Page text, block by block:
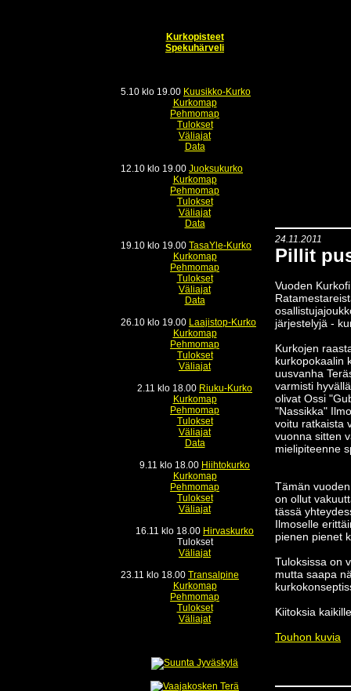
Kurkopisteet
Spekuhärveli
5.10 klo 19.00 Kuusikko-Kurko
Kurkomap
Pehmomap
Tulokset
Väliajat
Data
12.10 klo 19.00 Juoksukurko
Kurkomap
Pehmomap
Tulokset
Väliajat
Data
19.10 klo 19.00 TasaYle-Kurko
Kurkomap
Pehmomap
Tulokset
Väliajat
Data
26.10 klo 19.00 Laajistop-Kurko
Kurkomap
Pehmomap
Tulokset
Väliajat
2.11 klo 18.00 Riuku-Kurko
Kurkomap
Pehmomap
Tulokset
Väliajat
Data
9.11 klo 18.00 Hiihtokurko
Kurkomap
Pehmomap
Tulokset
Väliajat
16.11 klo 18.00 Hirvaskurko
Tulokset
Väliajat
23.11 klo 18.00 Transalpine
Kurkomap
Pehmomap
Tulokset
Väliajat
24.11.2011
Pillit
Vuoden
järjestelyjä -
Kurkojen
kurkopokaalin
uusvanha
varmisti
olivat Ossi
"Nassikka"
voitu ratkaista
vuonna sitten
mielipiteenne
Tämän
on ollut
tässä
Ilmoselle
pienen pienet
Tuloksissa on
mutta saapa
Kiitoksia
Touhon kuvia